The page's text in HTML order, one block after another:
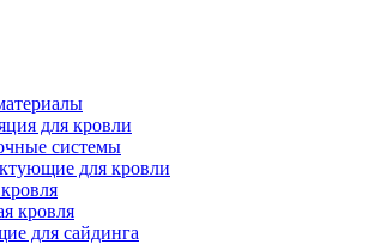
для кровли
системы
для кровли
кровля
для сайдинга